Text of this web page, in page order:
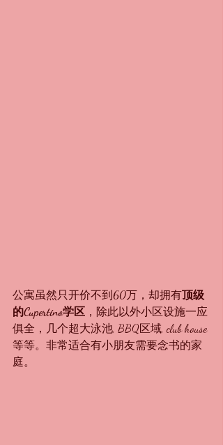
公寓虽然只开价不到60万，却拥有顶级
的Cupertino学区 ，除此以外小区设施一应
俱全，几个超大泳池, BBQ区域, club house
等等。非常适合有小朋友需要念书的家
庭。